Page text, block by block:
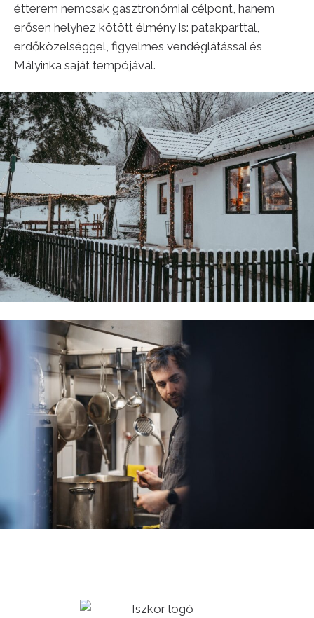
étterem nemcsak gasztronómiai célpont, hanem
erősen helyhez kötött élmény is: patakparttal,
erdőközelséggel, figyelmes vendéglátással és
Mályinka saját tempójával.